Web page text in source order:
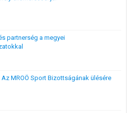
partnerség a megyei
Az MROÖ Sport Bizottságának ülésére